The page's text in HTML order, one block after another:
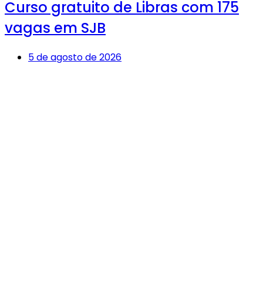
Curso gratuito de Libras com 175
vagas em SJB
5 de agosto de 2026